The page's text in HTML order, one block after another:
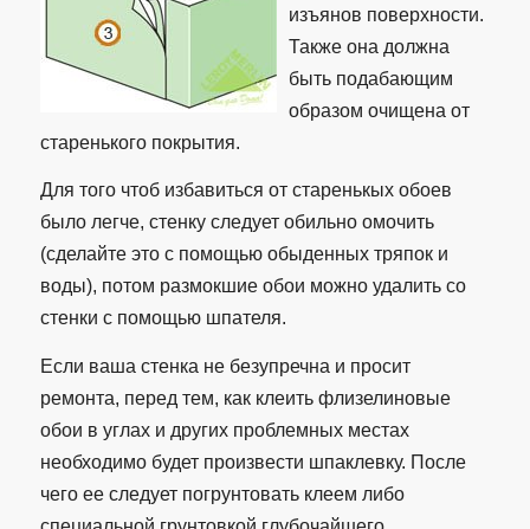
изъянов поверхности.
Также она должна
быть подабающим
образом очищена от
старенького покрытия.
Для того чтоб избавиться от старенькых обоев
было легче, стенку следует обильно омочить
(сделайте это с помощью обыденных тряпок и
воды), потом размокшие обои можно удалить со
стенки с помощью шпателя.
Если ваша стенка не безупречна и просит
ремонта, перед тем, как клеить флизелиновые
обои в углах и других проблемных местах
необходимо будет произвести шпаклевку. После
чего ее следует погрунтовать клеем либо